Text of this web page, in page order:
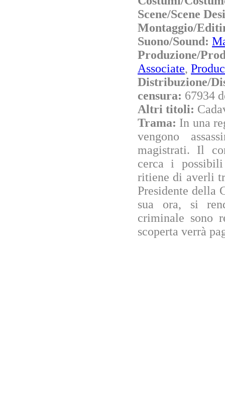
Scene/Scene
Montaggio/
Suono/Sound:
Produzione/
Associate,
Distribuzione/
censura: 67934
Altri titoli:
Trama: In una
vengono
magistrati. Il
cerca i
ritiene di averli
Presidente della
sua ora, si
criminale sono
scoperta verrà